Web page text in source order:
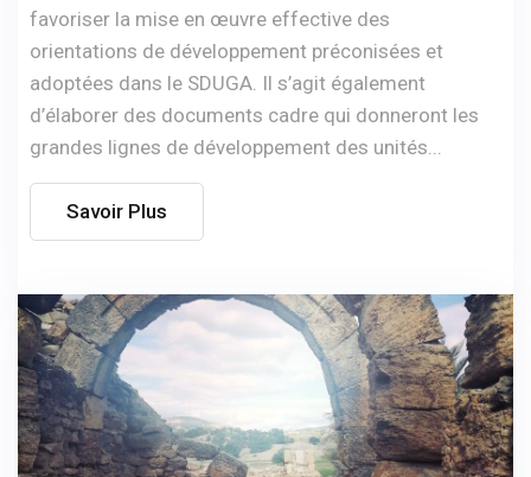
favoriser la mise en œuvre effective des
orientations de développement préconisées et
adoptées dans le SDUGA. Il s’agit également
d’élaborer des documents cadre qui donneront les
grandes lignes de développement des unités...
Savoir Plus